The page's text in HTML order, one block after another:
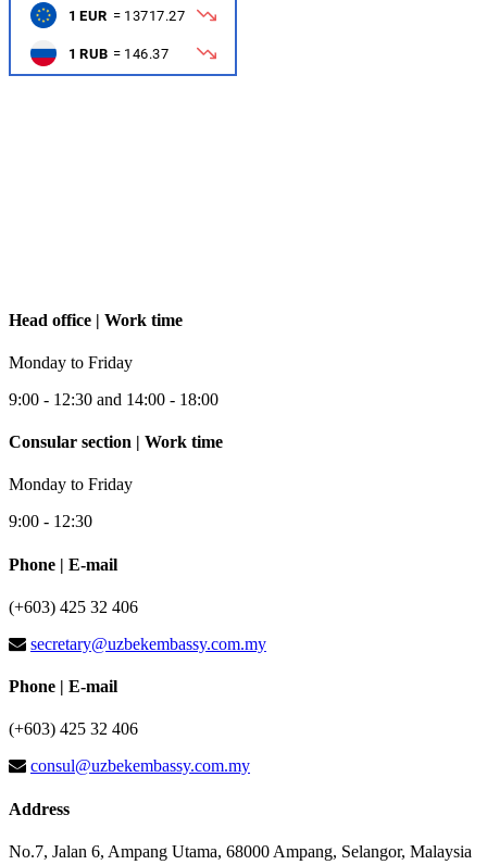
Head office | Work time
Monday to Friday
9:00 - 12:30 and 14:00 - 18:00
Consular section | Work time
Monday to Friday
9:00 - 12:30
Phone | E-mail
(+603) 425 32 406
secretary@uzbekembassy.com.my
Phone | E-mail
(+603) 425 32 406
consul@uzbekembassy.com.my
Address
No.7, Jalan 6, Ampang Utama, 68000 Ampang, Selangor, Malaysia